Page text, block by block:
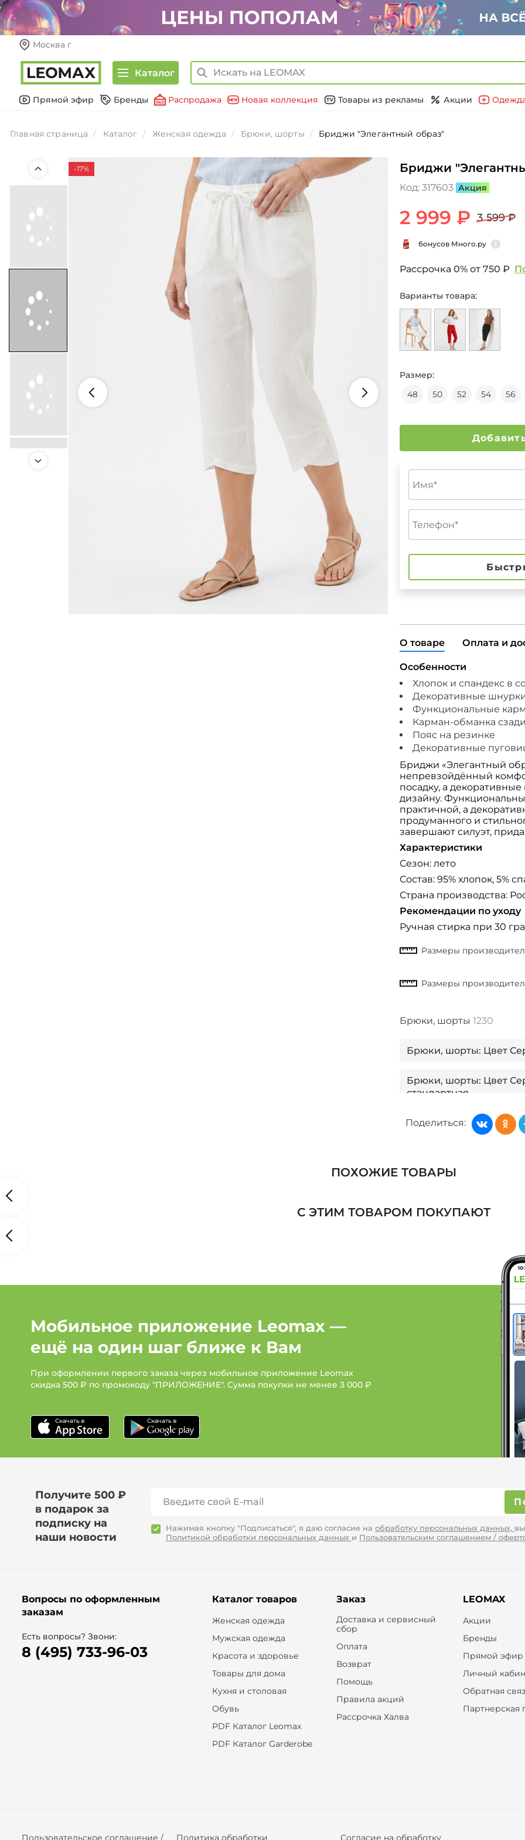
Москва г
Каталог
Прямой эфир Бренды Распродажа Новая коллекция Товары из рекламы Акции
Главная страница Каталог Женская одежда Брюки, шорты Бриджи "Элегантный образ"
-17% Бриджи
Код: 317603 Акция
2 999 ₽ 3 599 ₽
бонусов Много.ру
Рассрочка 0% от 750 ₽
Варианты товара:
Размер:
48
50 52 54 56
О товаре Оплата и
Особенности
Хлопок и спандекс в
Декоративные
Функциональные
Карман-обманка сзади
Пояс на резинке
Декоративные
Бриджи «Элегантный
непревзойдённый
посадку, а
дизайну.
практичной, а
продуманного и
завершают силуэт,
Характеристики
Сезон: лето
Состав: 95% хлопок, 5%
Страна производства:
Рекомендации по уходу
Ручная стирка при 30
Брюки, шорты 1230
Брюки, шорты: Цвет
Брюки, шорты: Цвет
стандартная
Брюки, шорты: Цвет
Брюки, шорты: Цвет
Брюки, шорты: Цвет
Женская одежда: Бренд
Женская одежда:
Женская одежда:
Поделиться:
ПОХОЖИЕ ТОВАРЫ
С ЭТИМ ТОВАРОМ ПОКУПАЮТ
Мобильное приложение Leomax —
ещё на один шаг ближе к Вам
При оформлении первого заказа через мобильное приложение Leomax
скидка 500 ₽ по промокоду "ПРИЛОЖЕНИЕ". Сумма покупки не менее 3 000 ₽
Получите 500 ₽
в подарок за
подписку на
наши новости
Нажимая кнопку "Подписаться", я даю согласие на обработку персональных данных,
Политикой обработки персональных данных и Пользовательским соглашением /
Вопросы по оформленным
заказам
Есть вопросы? Звони:
8 (495) 733-96-03
Каталог товаров
Женская одежда
Мужская одежда
Красота и здоровье
Товары для дома
Кухня и столовая
Обувь
PDF Каталог Leomax
PDF Каталог Garderobe
Заказ
Доставка и сервисный
сбор
Оплата
Возврат
Помощь
Правила акций
Рассрочка Халва
LEOMAX
Акции
Бренды
Прямой эфир
Личный
Обратная
Партнерская
Пользовательское соглашение / Политика обработки Согласие на обработку